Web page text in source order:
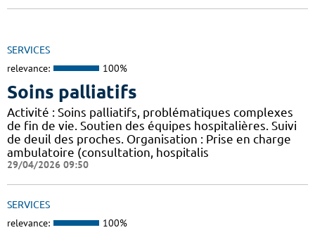
SERVICES
relevance: 100%
Soins palliatifs
Activité : Soins palliatifs, problématiques complexes
de fin de vie. Soutien des équipes hospitalières. Suivi
de deuil des proches. Organisation : Prise en charge
ambulatoire (consultation, hospitalis
29/04/2026 09:50
SERVICES
relevance: 100%